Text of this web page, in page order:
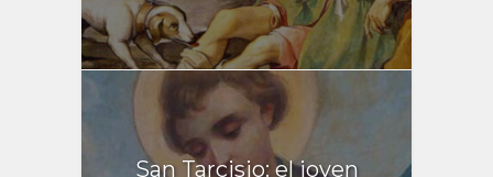
San Tarcisio: el joven